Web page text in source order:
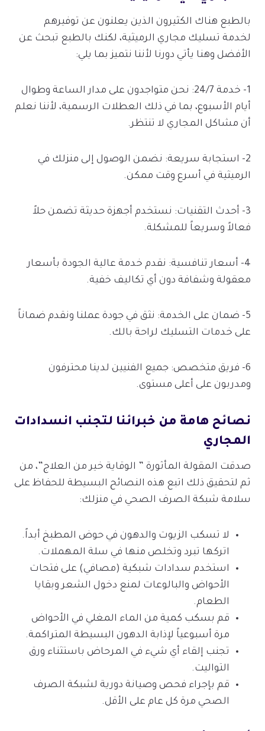
بالطبع هناك الكثيرون الذين يعلنون عن توفيرهم
لخدمة تسليك مجاري الرميثية، لكنك بالطبع تبحث عن
الأفضل وهنا يأتي دورنا لأننا نتميز بما يلي:
1- خدمة 24/7: نحن متواجدون على مدار الساعة وطوال
أيام الأسبوع، بما في ذلك العطلات الرسمية، لأننا نعلم
أن مشاكل المجاري لا تنتظر.
2- استجابة سريعة: نضمن الوصول إلى منزلك في
الرميثية في أسرع وقت ممكن.
3- أحدث التقنيات: نستخدم أجهزة حديثة تضمن حلاً
فعالاً وسريعاً للمشكلة.
4- أسعار تنافسية: نقدم خدمة عالية الجودة بأسعار
معقولة وشفافة دون أي تكاليف خفية.
5- ضمان على الخدمة: نثق في جودة عملنا ونقدم ضماناً
على خدمات التسليك لراحة بالك.
6- فريق متخصص: جميع الفنيين لدينا محترفون
ومدربون على أعلى مستوى.
نصائح هامة من خبرائنا لتجنب انسدادات
المجاري
صدقت المقولة المأثورة ” الوقاية خير من العلاج”، من
ثم لتحقيق ذلك اتبع هذه النصائح البسيطة للحفاظ على
سلامة شبكة الصرف الصحي في منزلك:
لا تسكب الزيوت والدهون في حوض المطبخ أبداً.
اتركها تبرد وتخلص منها في سلة المهملات.
استخدم سدادات شبكية (مصافي) على فتحات
الأحواض والبالوعات لمنع دخول الشعر وبقايا
الطعام.
قم بسكب كمية من الماء المغلي في الأحواض
مرة أسبوعياً لإذابة الدهون البسيطة المتراكمة.
تجنب إلقاء أي شيء في المرحاض باستثناء ورق
التواليت.
قم بإجراء فحص وصيانة دورية لشبكة الصرف
الصحي مرة كل عام على الأقل.